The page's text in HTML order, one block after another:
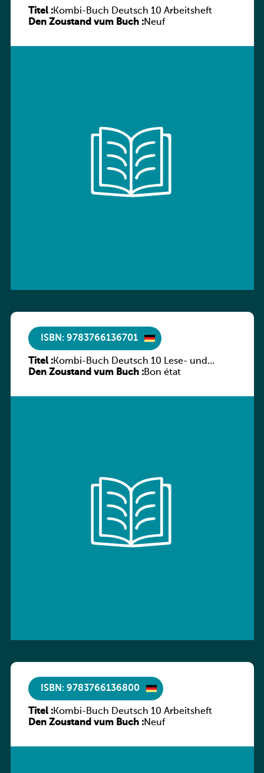
Titel :Kombi-Buch Deutsch 10 Arbeitsheft
Den Zoustand vum Buch :Neuf
ISBN: 9783766136701
Titel :Kombi-Buch Deutsch 10 Lese- und
Sprachbuch
Den Zoustand vum Buch :Bon état
ISBN: 9783766136800
Titel :Kombi-Buch Deutsch 10 Arbeitsheft
Den Zoustand vum Buch :Neuf